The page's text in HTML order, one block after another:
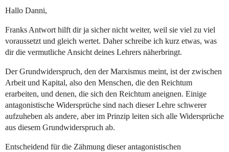
Hallo Danni,
Franks Antwort hilft dir ja sicher nicht weiter, weil sie viel zu viel
voraussetzt und gleich wertet. Daher schreibe ich kurz etwas, was
dir die vermutliche Ansicht deines Lehrers näherbringt.
Der Grundwiderspruch, den der Marxismus meint, ist der zwischen
Arbeit und Kapital, also den Menschen, die den Reichtum
erarbeiten, und denen, die sich den Reichtum aneignen. Einige
antagonistische Widersprüche sind nach dieser Lehre schwerer
aufzuheben als andere, aber im Prinzip leiten sich alle Widersprüche
aus diesem Grundwiderspruch ab.
Entscheidend für die Zähmung dieser antagonistischen